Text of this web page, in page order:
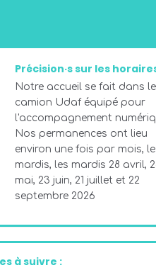
Précision·s sur les
Notre accueil se fait dans le
camion Udaf équipé pour
l'accompagnement
Nos permanences ont lieu
environ une fois par mois,
mardis, les mardis 28 avril,
mai, 23 juin, 21 juillet et 22
septembre 2026
à suivre :